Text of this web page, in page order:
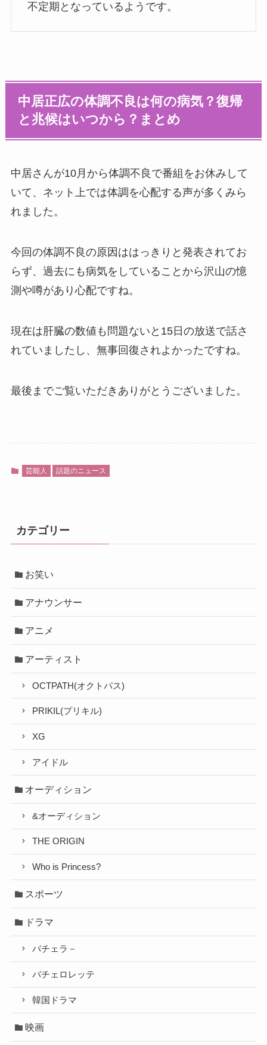
不定期となっているようです。
中居正広の体調不良は何の病気？復帰
と兆候はいつから？まとめ
中居さんが10月から体調不良で番組をお休みして
いて、ネット上では体調を心配する声が多くみら
れました。
今回の体調不良の原因ははっきりと発表されてお
らず、過去にも病気をしていることから沢山の憶
測や噂があり心配ですね。
現在は肝臓の数値も問題ないと15日の放送で話さ
れていましたし、無事回復されよかったですね。
最後までご覧いただきありがとうございました。
芸能人 話題のニュース
カテゴリー
お笑い
アナウンサー
アニメ
アーティスト
OCTPATH(オクトパス)
PRIKIL(プリキル)
XG
アイドル
オーディション
&オーディション
THE ORIGIN
Who is Princess?
スポーツ
ドラマ
バチェラ－
バチェロレッテ
韓国ドラマ
映画